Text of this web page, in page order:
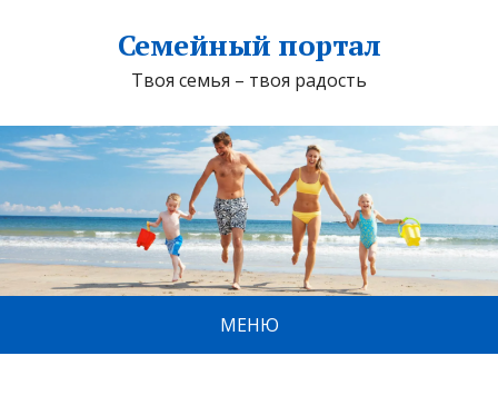
Семейный портал
Твоя семья – твоя радость
МЕНЮ